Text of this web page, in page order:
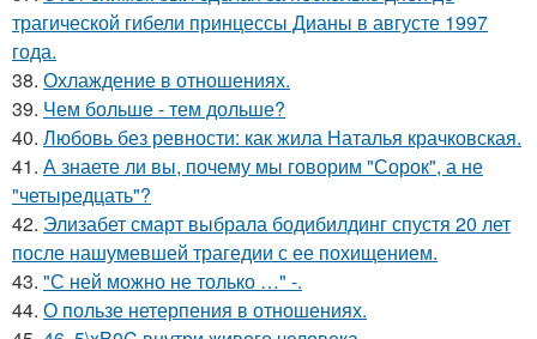
трагической гибели принцессы Дианы в августе 1997
года.
38. Охлаждение в отношениях.
39. Чем больше - тем дольше?
40. Любовь без ревности: как жила Наталья крачковская.
41. А знаете ли вы, почему мы говорим "Сорок", а не
"четыредцать"?
42. Элизабет смарт выбрала бодибилдинг спустя 20 лет
после нашумевшей трагедии с ее похищением.
43. "С ней можно не только …" -.
44. О пользе нетерпения в отношениях.